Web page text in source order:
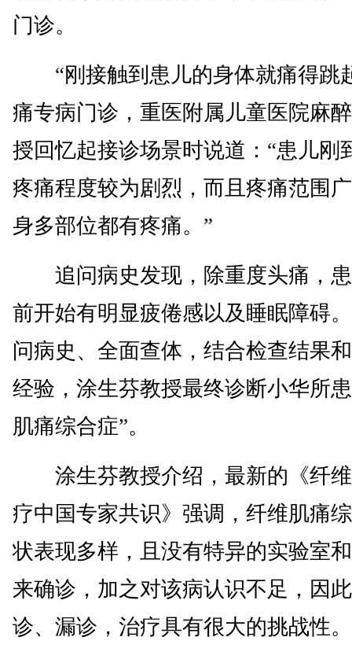
门诊。
“刚接触到患儿的身体就痛得跳
痛专病门诊，重医附属儿童医院麻
授回忆起接诊场景时说道：“患儿刚
疼痛程度较为剧烈，而且疼痛范围
身多部位都有疼痛。”
追问病史发现，除重度头痛，患
前开始有明显疲倦感以及睡眠障碍
问病史、全面查体，结合检查结果
经验，涂生芬教授最终诊断小华所
肌痛综合症”。
涂生芬教授介绍，最新的《纤维
疗中国专家共识》强调，纤维肌痛
状表现多样，且没有特异的实验室
来确诊，加之对该病认识不足，因
诊、漏诊，治疗具有很大的挑战性。